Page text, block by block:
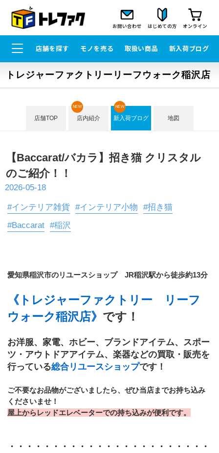
お問い合わせ はじめての方 オンライン
店舗を探す モノを売る 取扱い商品 新入荷ブログ
トレジャーファクトリーリーフウォーク稲沢店
店舗TOP 店内紹介
NEW
新入荷ブログ
NEW
地図
【Baccarat/バカラ】招き猫 クリスタル
のご紹介！！
2026-05-18
#インテリア雑貨 #インテリア小物
#招き猫
#Baccarat #稲沢
愛知県稲沢市のリユースショップ　JR稲沢駅から徒歩約13分
《トレジャーファクトリー　リーフ
ウォーク稲沢店》 です！
お洋服、家電、ホビー、ブランドアイテム、スポー
ツ・アウトドアアイテム、楽器などの買取・販売を
行っている総合リユースショップです！
ご不要なお品物がございましたら、ぜひ当店までお持ち込み
くださいませ！
屋上からレッドエレベーターでの持ち込みが便利です。
・・・・・・・・・・・・・・・・・・・・・・・